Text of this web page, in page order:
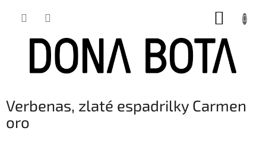
Verbenas, zlaté espadrilky Carmen
oro